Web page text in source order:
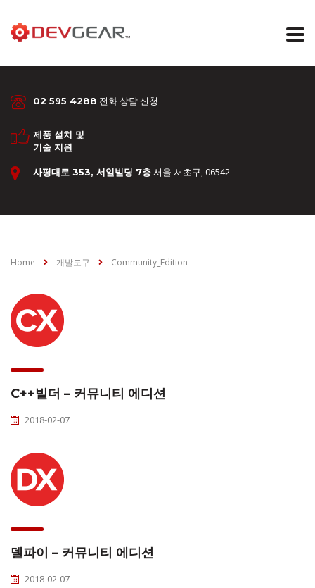
02 595 4288 전화 상담 신청
제품 설치 및
기술 지원
사평대로 353, 서일빌딩 7층서울 서초구, 06542
Home 개발도구 Community_Edition
C++빌더 – 커뮤니티 에디션
2018-02-07
델파이 – 커뮤니티 에디션
2018-02-07